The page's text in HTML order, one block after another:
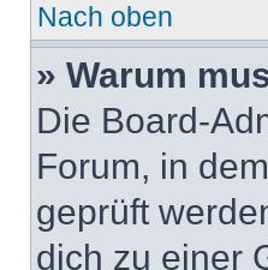
Nach oben
» Warum
Die Board-
Forum, in
geprüft
dich zu einer